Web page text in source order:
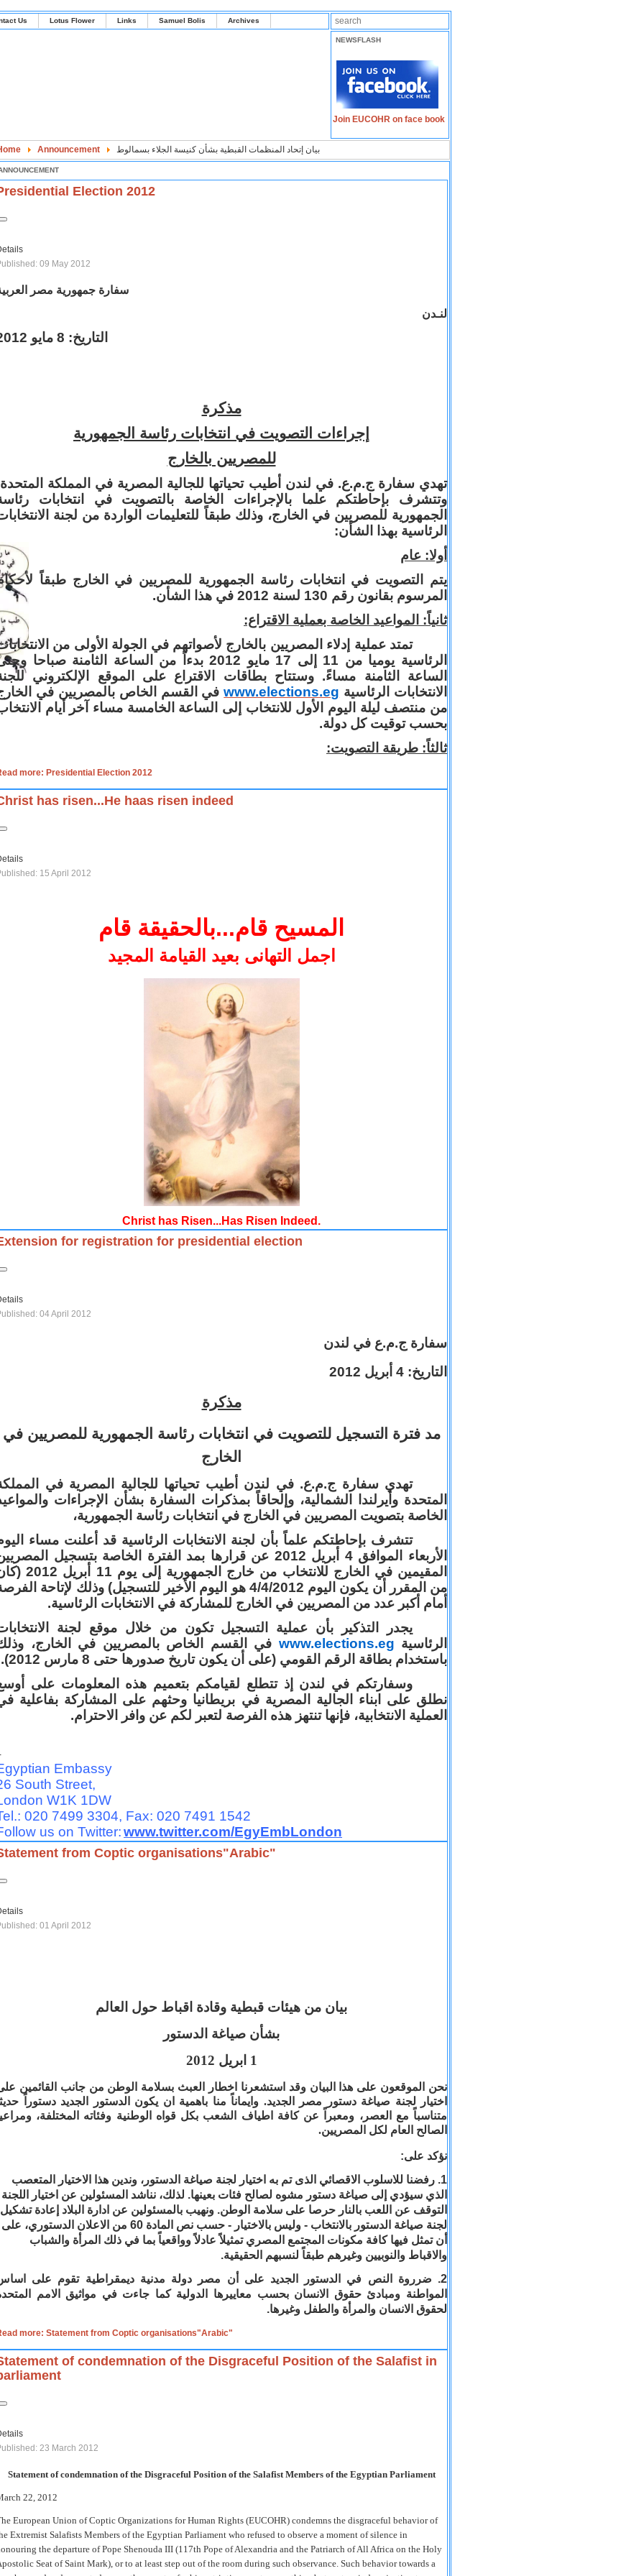
Us Lotus Flower Links Samuel Bolis Archives
NEWSFLASH
Join EUCOHR on face book
Announcement بيان إتحاد المنظمات القبطية بشأن كنيسة الجلاء بسمالوط
Election 2012
09 May 2012
سفارة جمهورية مصر
لنـدن
التاريخ: 8 مايو 2012
مذكرة
إجراءات التصويت في انتخابات رئاسة الجمهورية
للمصريين بالخارج
تهدي سفارة ج.م.ع. في لندن أطيب تحياتها للجالية المصرية في المملكة
وتتشرف بإحاطتكم علما بالإجراءات الخاصة بالتصويت في انتخابات
الجمهورية للمصريين في الخارج، وذلك طبقاً للتعليمات الواردة من لجنة
الرئاسية بهذا الشأن:
أولا: عام
يتم التصويت في انتخابات رئاسة الجمهورية للمصريين في الخارج طبقاً
المرسوم بقانون رقم 130 لسنة 2012 في هذا الشأن.
ثانياً: المواعيد الخاصة بعملية الاقتراع:
تمتد عملية إدلاء المصريين بالخارج لأصواتهم في الجولة الأولى من
الرئاسية يوميا من 11 إلى 17 مايو 2012 بدءاً من الساعة الثامنة صباحا
الساعة الثامنة مساءً. وستتاح بطاقات الاقتراع على الموقع الإلكتروني
الانتخابات الرئاسية www.elections.eg في القسم الخاص بالمصريين في
من منتصف ليلة اليوم الأول للانتخاب إلى الساعة الخامسة مساء آخر أيام
بحسب توقيت كل دولة.
ثالثاً: طريقة التصويت:
more: Presidential Election 2012
has risen...He haas risen indeed
15 April 2012
المسيح قام...بالحقيقة قام
اجمل التهانى بعيد القيامة المجيد
Christ has Risen...Has Risen Indeed.
for registration for presidential election
04 April 2012
سفارة ج.م.ع في لندن
التاريخ: 4 أبريل 2012
مذكرة
مد فترة التسجيل للتصويت في انتخابات رئاسة الجمهورية للمصريين في
الخارج
تهدي سفارة ج.م.ع. في لندن أطيب تحياتها للجالية المصرية في
المتحدة وأيرلندا الشمالية، وإلحاقاً بمذكرات السفارة بشأن الإجراءات
الخاصة بتصويت المصريين في الخارج في انتخابات رئاسة الجمهورية،
تتشرف بإحاطتكم علماً بأن لجنة الانتخابات الرئاسية قد أعلنت مساء
الأربعاء الموافق 4 أبريل 2012 عن قرارها بمد الفترة الخاصة بتسجيل
المقيمين في الخارج للانتخاب من خارج الجمهورية إلى يوم 11
من المقرر أن يكون اليوم 4/4/2012 هو اليوم الأخير للتسجيل) وذلك لإتاحة
أمام أكبر عدد من المصريين في الخارج للمشاركة في الانتخابات الرئاسية.
يجدر التذكير بأن عملية التسجيل تكون من خلال موقع لجنة
الرئاسية www.elections.eg في القسم الخاص بالمصريين في الخارج،
باستخدام بطاقة الرقم القومي (على أن يكون تاريخ صدورها حتى 8 مارس 2012).
وسفارتكم في لندن إذ تتطلع لقيامكم بتعميم هذه المعلومات على
نطلق على ابناء الجالية المصرية في بريطانيا وحثهم على المشاركة بفاعلية
العملية الانتخابية، فإنها تنتهز هذه الفرصة لتعبر لكم عن وافر الاحترام.
Embassy
South Street,
W1K 1DW
020 7499 3304, Fax: 020 7491 1542
us on Twitter:www.twitter.com/EgyEmbLondon
from Coptic organisations"Arabic"
01 April 2012
بيان من هيئات قبطية وقادة اقباط حول العالم
بشأن صياغة الدستور
1 ابريل 2012
نحن الموقعون على هذا البيان وقد استشعرنا اخطار العبث بسلامة الوطن من جانب القائمين
اختيار لجنة صياغة دستور مصر الجديد. وايماناً منا باهمية ان يكون الدستور الجديد دستوراً
متناسباً مع العصر، ومعبراً عن كافة اطياف الشعب بكل قواه الوطنية وفئاته المختلفة،
الصالح العام لكل المصريين.
نؤكد على:
1. رفضنا للاسلوب الاقصائي
الذى تم به اختيار لجنة صياغة الدستور، وندين هذا الاختيار المتعصب
الذي سيؤدي إلى صياغة دستور مشوه لصالح فئات بعينها. لذلك، نناشد المسئولين عن اختيار اللجنة
التوقف عن اللعب بالنار حرصا على سلامة الوطن. ونهيب بالمسئولين عن ادارة البلاد إعادة تشكيل
لجنة صياغة الدستور بالانتخاب - وليس بالاختيار - حسب نص المادة 60 من الاعلان الدستوري، على
أن تمثل فيها كافة مكونات المجتمع المصري تمثيلاً عادلاً وواقعياً بما في ذلك المرأة والشباب
والاقباط والنوبيين وغيرهم طبقاً لنسبهم الحقيقية.
2. ضرروة النص في الدستور الجديد على
أن مصر دولة مدنية ديمقراطية تقوم على
المواطنة ومبادئ حقوق الانسان بحسب معاييرها الدولية كما جاءت في مواثيق الامم
لحقوق الانسان والمرأة والطفل وغيرها.
more: Statement from Coptic organisations"Arabic"
of condemnation of the Disgraceful Position of the Salafist in
23 March 2012
Statement of condemnation of the Disgraceful Position of the Salafist Members of the Egyptian Parliament
22, 2012
European Union of Coptic Organizations for Human Rights (EUCOHR) condemns the disgraceful behavior of
Extremist Salafists Members of the Egyptian Parliament who refused to observe a moment of silence in
the departure of Pope Shenouda III (117th Pope of Alexandria and the Patriarch of All Africa on the Holy
Seat of Saint Mark), or to at least step out of the room during such observance. Such behavior towards a